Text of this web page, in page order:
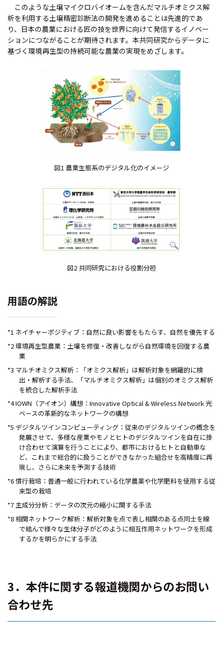
このような土壌マイクロバイオームを含んだマルチオミクス解
析を利用する土壌精密診断法の開発を進めることは先進的であ
り、日本の農業における匠の技を世界に向けて発信するイノベー
ションにつながることが期待されます。本共同研究からデータに
基づく環境再生型の持続可能な農業の実現をめざします。
図1 農業生態系のデジタル化のイメージ
図2 共同研究における役割分担
用語の解説
*1 ネイチャーポジティブ：自然に良い影響をもたらす、自然を優先する
*2 環境再生型農業：土壌を修復・改善しながら自然環境を回復する農
業
*3 マルチオミクス解析：「オミクス解析」は解析対象を網羅的に検
出・解析する手法、「マルチオミクス解析」は個別のオミクス解析
を統合した解析手法
*4 IOWN（アイオン）構想：Innovative Optical & Wireless Network 光
ベースの革新的なネットワークの構想
*5 デジタルツインコンピューティング：従来のデジタルツインの概念を
発展させて、多様な産業やモノとヒトのデジタルツインを自在に掛
け合わせて演算を行うことにより、都市におけるヒトと自動車な
ど、これまで総合的に扱うことができなかった組合せを高精度に再
現し、さらに未来を予測する技術
*6 慣行栽培：普通一般に行われている化学農薬や化学肥料を使用する従
来型の栽培
*7 主成分分析：データの次元の縮小に関する手法
*8 相関ネットワーク解析：解析対象を点で表し相関のある点同士を線
で結んで様々な生体分子がどのように相互作用ネットワークを形成
するかを明らかにする手法
3．本件に関する報道機関からのお問い
合わせ先